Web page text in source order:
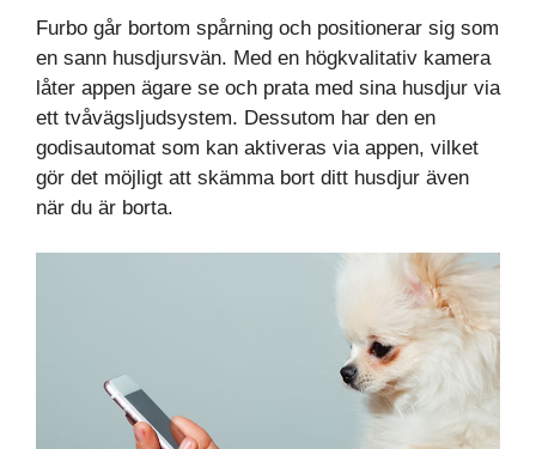
Furbo går bortom spårning och positionerar sig som
en sann husdjursvän. Med en högkvalitativ kamera
låter appen ägare se och prata med sina husdjur via
ett tvåvägsljudsystem. Dessutom har den en
godisautomat som kan aktiveras via appen, vilket
gör det möjligt att skämma bort ditt husdjur även
när du är borta.